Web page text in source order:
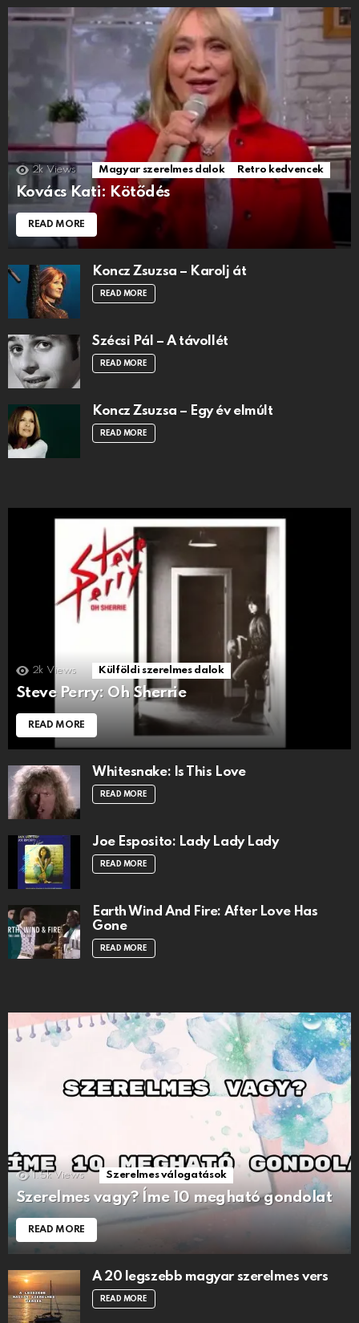
2k Views Magyar szerelmes dalok Retro kedvencek
Kovács Kati: Kötődés
READ MORE
Koncz Zsuzsa – Karolj át
READ MORE
Szécsi Pál – A távollét
READ MORE
Koncz Zsuzsa – Egy év elmúlt
READ MORE
2k Views Külföldi szerelmes dalok
Steve Perry: Oh Sherrie
READ MORE
Whitesnake: Is This Love
READ MORE
Joe Esposito: Lady Lady Lady
READ MORE
Earth Wind And Fire: After Love Has
Gone
READ MORE
1.5k Views Szerelmes válogatások
Szerelmes vagy? Íme 10 megható gondolat
READ MORE
A 20 legszebb magyar szerelmes vers
READ MORE